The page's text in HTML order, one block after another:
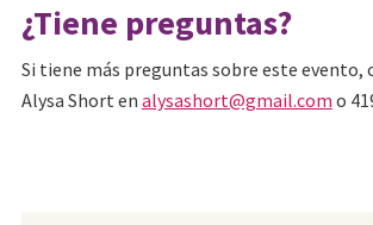
¿Tiene preguntas?
Si tiene más preguntas sobre este evento,
Alysa Short en alysashort@gmail.com o